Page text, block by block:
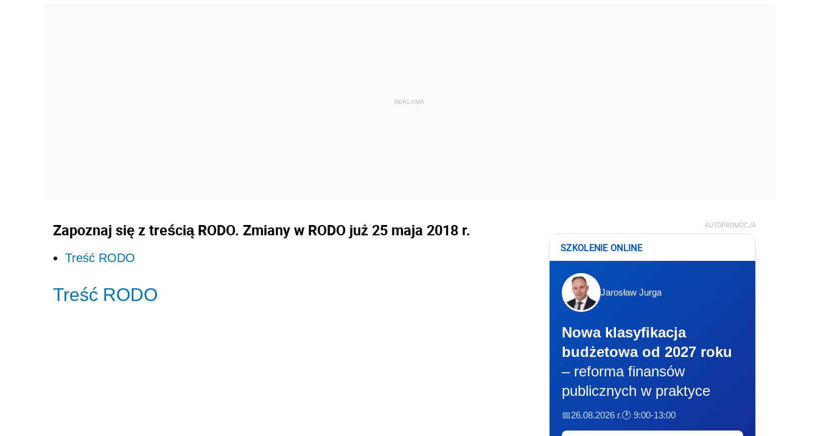
Zapoznaj się z treścią RODO. Zmiany w RODO już 25 maja 2018 r.
Treść RODO
Treść RODO
AUTOPROMOCJA
SZKOLENIE ONLINE
Jarosław Jurga
Nowa klasyfikacja
budżetowa od 2027 roku
– reforma finansów
publicznych w praktyce
📅26.08.2026 r.🕐 9:00-13:00